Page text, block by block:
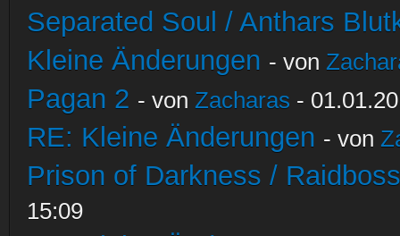
Separated Soul / Anthars
Kleine Änderungen - von
Pagan 2 - von Zacharas -
RE: Kleine Änderungen - von
Prison of Darkness /
15:09